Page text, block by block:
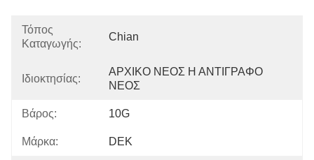
Τόπος
Καταγωγής:
Chian
Ιδιοκτησίας:
ΑΡΧΙΚΟ ΝΕΟΣ Η ΑΝΤΙΓΡΑΦΟ
ΝΕΟΣ
Βάρος: 10G
Μάρκα: DEK